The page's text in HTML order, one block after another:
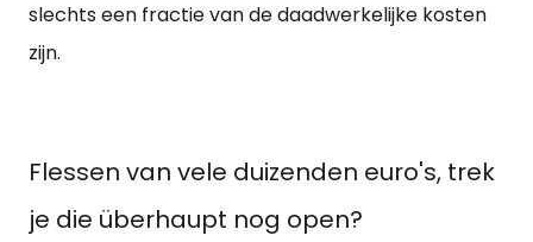
slechts een fractie van de daadwerkelijke kosten
zijn.
Flessen van vele duizenden euro's, trek
je die überhaupt nog open?